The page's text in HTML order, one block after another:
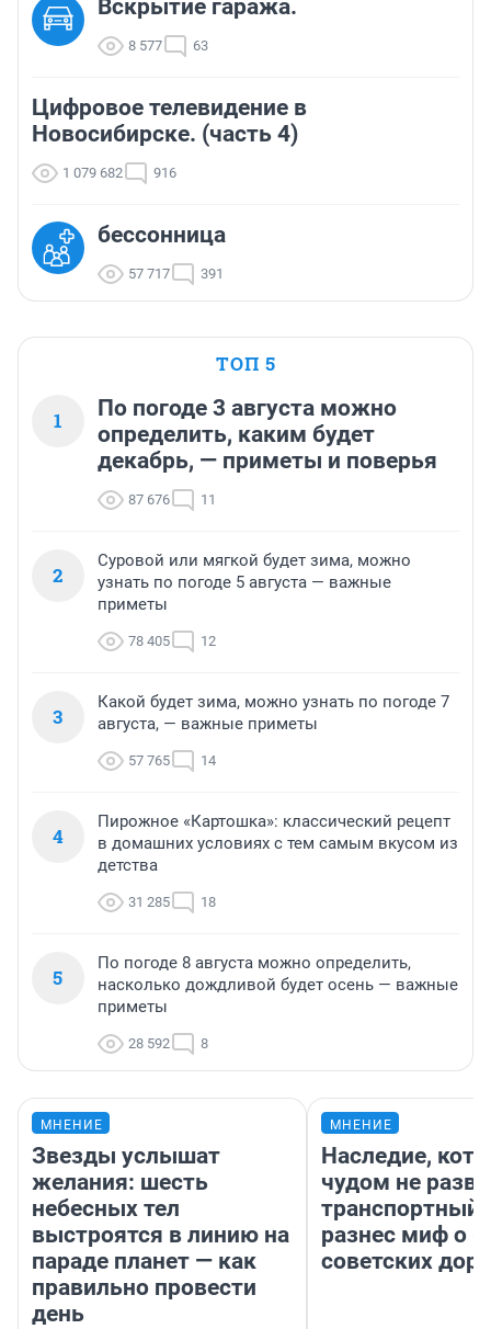
Вскрытие гаража.
8 577 63
Цифровое телевидение в
Новосибирске. (часть 4)
1 079 682 916
бессонница
57 717 391
ТОП 5
1
По погоде 3 августа можно
определить, каким будет
декабрь, — приметы и поверья
87 676 11
2
Суровой или мягкой будет зима, можно
узнать по погоде 5 августа — важные
приметы
78 405 12
3
Какой будет зима, можно узнать по погоде 7
августа, — важные приметы
57 765 14
4
Пирожное «Картошка»: классический рецепт
в домашних условиях с тем самым вкусом из
детства
31 285 18
5
По погоде 8 августа можно определить,
насколько дождливой будет осень — важные
приметы
28 592 8
МНЕНИЕ
Звезды услышат
желания: шесть
небесных тел
выстроятся в линию на
параде планет — как
правильно провести
день
МНЕНИЕ
Наследие,
чудом не
транспортный
разнес миф о
советских